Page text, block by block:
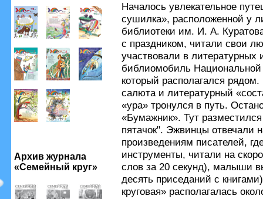
Архив журнала
«Семейный круг»
Началось увлекательное
сушилка», расположенной у
библиотеки им. И. А.
с праздником, читали свои
участвовали в литературных
библиомобиль
который располагался
салюта и литературный
«ура» тронулся в путь.
«Бумажник». Тут
пятачок". Эжвинцы отвечали
произведениям писателей,
инструменты, читали на
слов за 20 секунд), малыши
десять приседаний с
круговая» располагалась